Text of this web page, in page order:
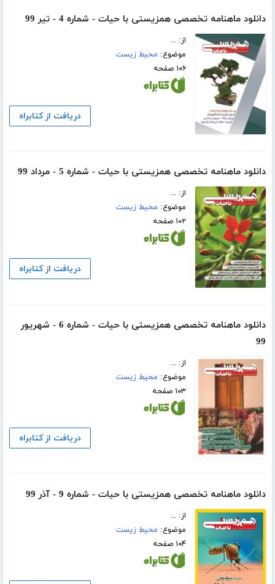
دانلود ماهنامه تخصصی همزیستی با حیات - شماره 4 - تیر 99
از: ...
موضوع: محیط زیست
۱۰۶ صفحه
دریافت از کتابراه
دانلود ماهنامه تخصصی همزیستی با حیات - شماره 5 - مرداد 99
از: ...
موضوع: محیط زیست
۱۰۲ صفحه
دریافت از کتابراه
دانلود ماهنامه تخصصی همزیستی با حیات - شماره 6 - شهریور
99
از: ...
موضوع: محیط زیست
۱۰۳ صفحه
دریافت از کتابراه
دانلود ماهنامه تخصصی همزیستی با حیات - شماره 9 - آذر 99
از: ...
موضوع: محیط زیست
۱۰۴ صفحه